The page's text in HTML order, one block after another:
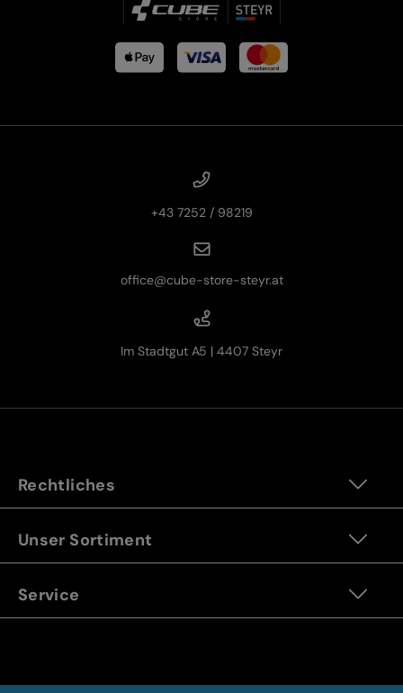
+43 7252 / 98219
office@cube-store-steyr.at
Im Stadtgut A5 | 4407 Steyr
Rechtliches
Unser Sortiment
Service